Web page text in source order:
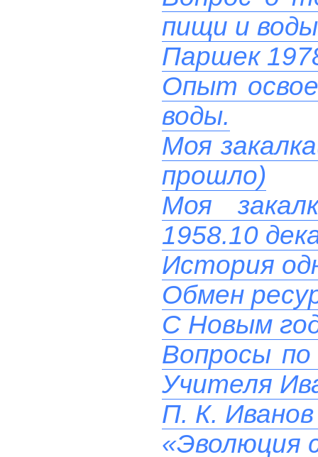
пищи и воды
Паршек
Опыт
воды.
Моя
прошло)
Моя
1958.10
История
Обмен
C Новым
Вопросы по
Учителя
П. К.
«Эволюция